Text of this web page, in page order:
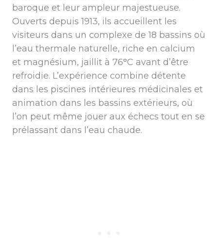
baroque et leur ampleur majestueuse.
Ouverts depuis 1913, ils accueillent les
visiteurs dans un complexe de 18 bassins où
l’eau thermale naturelle, riche en calcium
et magnésium, jaillit à 76°C avant d’être
refroidie. L’expérience combine détente
dans les piscines intérieures médicinales et
animation dans les bassins extérieurs, où
l’on peut même jouer aux échecs tout en se
prélassant dans l’eau chaude.